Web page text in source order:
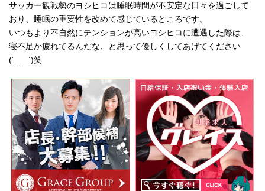
サッカー観戦勢のヨシヒコは睡眠時間が不安定な日々を過ごして
おり、睡眠の重要性を改めて感じているところです。
いつもより不自然にテンションが高いヨシヒコに遭遇した際は、
寝不足か疲れてるんだな、と思って優しくしてあげてください
(´_ゝ`)笑